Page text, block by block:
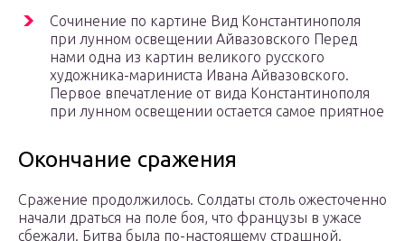
Сочинение по картине Вид Константинополя
при лунном освещении Айвазовского Перед
нами одна из картин великого русского
художника-мариниста Ивана Айвазовского.
Первое впечатление от вида Константинополя
при лунном освещении остается самое приятное
Окончание сражения
Сражение продолжилось. Солдаты столь ожесточенно
начали драться на поле боя, что французы в ужасе
сбежали. Битва была по-настоящему страшной.